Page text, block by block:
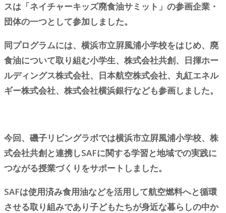
スは「ネイチャーキッズ廃食油サミット」の参画企業・
団体の一つとして参加しました。
同プログラムには、横浜市立屛風浦小学校をはじめ、廃
食油について取り組む小学生、株式会社共創、日揮ホー
ルディングス株式会社、日本航空株式会社、丸紅エネル
ギー株式会社、株式会社横浜銀行なども参画しました。
今回、磯子リビングラボでは横浜市立屛風浦小学校、株
式会社共創と連携しSAFに関する学習と地域での実践に
つながる授業づくりをサポートしました。
SAFは使用済み食用油などを活用して航空燃料へと循環
させる取り組みであり子どもたちが身近な暮らしの中か